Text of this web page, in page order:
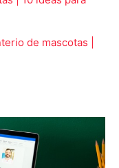
de mascotas |